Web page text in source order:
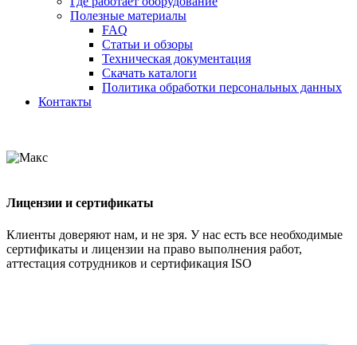
Полезные материалы
FAQ
Статьи и обзоры
Техническая документация
Скачать каталоги
Политика обработки персональных данных
Контакты
Лицензии и сертификаты
Клиенты доверяют нам, и не зря. У нас есть все необходимые
сертификаты и лицензии на право выполнения работ,
аттестация сотрудников и сертификация ISO